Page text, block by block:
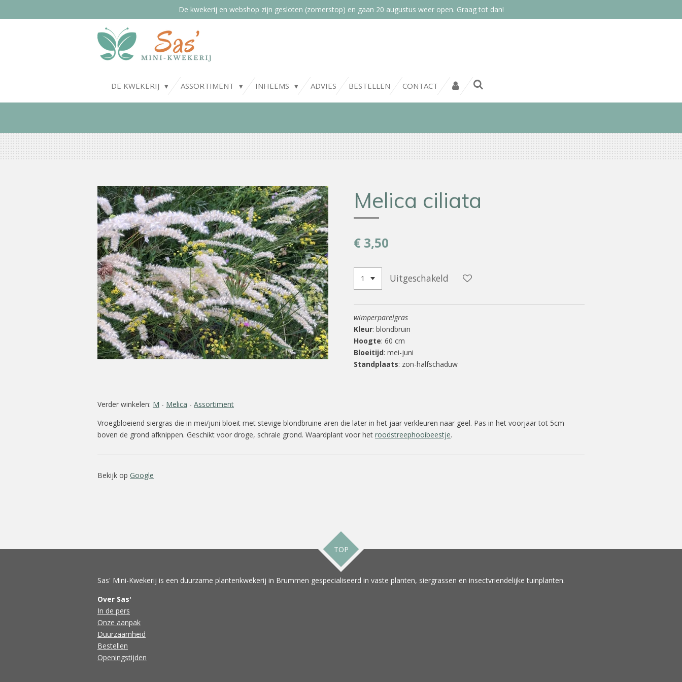
De kwekerij en webshop zijn gesloten (zomerstop) en gaan 20 augustus weer open. Graag tot dan!
DE KWEKERIJ ASSORTIMENT INHEEMS ADVIES BESTELLEN CONTACT
Melica ciliata
€ 3,50
Uitgeschakeld
wimperparelgras
Kleur: blondbruin
Hoogte: 60 cm
Bloeitijd: mei-juni
Standplaats: zon-halfschaduw
Verder winkelen: M - Melica - Assortiment
Vroegbloeiend siergras die in mei/juni bloeit met stevige blondbruine aren die later in het jaar verkleuren naar geel. Pas in het voorjaar tot 5cm
boven de grond afknippen. Geschikt voor droge, schrale grond. Waardplant voor het roodstreephooibeestje.
Bekijk op Google
TOP
Sas' Mini-Kwekerij is een duurzame plantenkwekerij in Brummen gespecialiseerd in vaste planten, siergrassen en insectvriendelijke tuinplanten.
Over Sas'
In de pers
Onze aanpak
Duurzaamheid
Bestellen
Openingstijden